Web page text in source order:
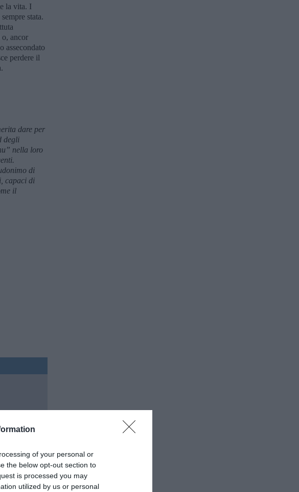
of your personal or
the below opt-out section to
is processed you may
utilized by us or personal
la vita. I
stata.
o, ancor
assecondato
perdere il
dare per
degli
nella loro
di
capaci di
il